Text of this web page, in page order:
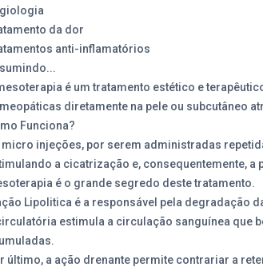
da dor
anti-inflamatórios
é um tratamento estético e
diretamente na pele ou subcutâneo
Funciona?
micro injeções, por serem administradas
a cicatrização e, consequentemente,
é o grande segredo deste tratamento.
Lipolitica é a responsável pela degradação
estimula a circulação sanguínea que
último, a ação drenante permite contrariar a